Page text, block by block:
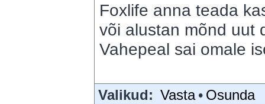
Foxlife anna teada
või alustan mõnd uut
Vahepeal sai omale
Valikud: Vasta • Osunda